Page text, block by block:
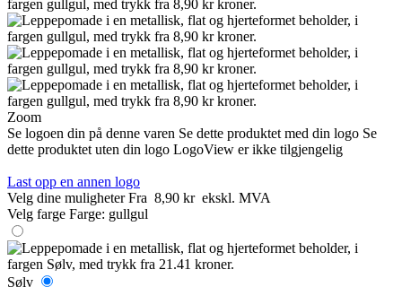
Zoom
Se logoen din på denne varen Se dette produktet med din logo Se
dette produktet uten din logo LogoView er ikke tilgjengelig
Last opp en annen logo
Velg dine muligheter Fra 8,90 kr ekskl. MVA
Velg farge Farge: gullgul
Sølv